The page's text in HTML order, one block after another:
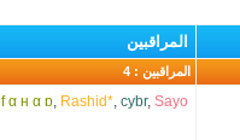
المراقبين
المراقبين : 4
f α н α ɒ, Rashid*, cybr, Sayo